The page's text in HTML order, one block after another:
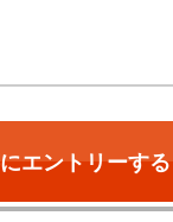
エントリーする